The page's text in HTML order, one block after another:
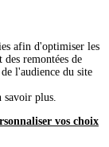
prête à
de votre rythme
en cas
afin d'optimiser les
remontées de
l'audience du site
savoir plus.
vos choix